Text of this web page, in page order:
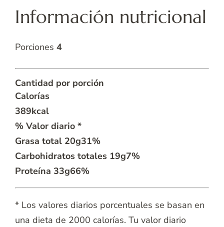
Información nutricional
Porciones 4
Cantidad por porción
Calorías
389kcal
% Valor diario *
Grasa total 20g31%
Carbohidratos totales 19g7%
Proteína 33g66%
* Los valores diarios porcentuales se basan en
una dieta de 2000 calorías. Tu valor diario